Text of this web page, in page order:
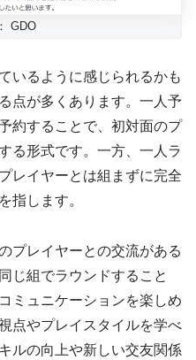
GDO
いるように感じられるかも
点が多くあります。一人予
約することで、初対面のプ
る形式です。一方、一人ラ
レイヤーとは組まずに完全
指します。
プレイヤーとの交流がある
じ組でラウンドすること
ミュニケーションを楽しめ
点やプレイスタイルを学べ
ルの向上や新しい交友関係